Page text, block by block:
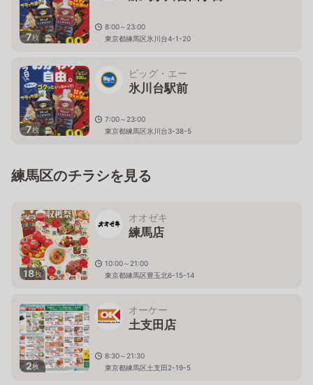
7枚
8:00～23:00
東京都練馬区氷川台4-1-20
7枚
ビッグ・エー
氷川台駅前
7:00～23:00
東京都練馬区氷川台3-38-5
練馬区のチラシを見る
18枚
オオゼキ
練馬店
10:00～21:00
東京都練馬区豊玉北6-15-14
2枚
オーケー
土支田店
8:30～21:30
東京都練馬区土支田2-19-5